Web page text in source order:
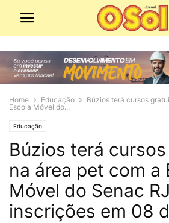
Home Educação
Búzios terá cursos
Escola Móvel do...
Educação
Búzios terá
na área pet com a
Móvel do Senac
inscrições em 08